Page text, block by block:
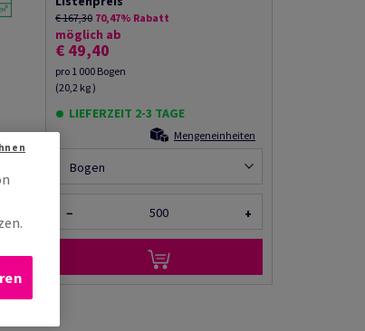
€ 167,30 70,47% Rabatt
möglich ab
€ 49,40
pro 1 000 Bogen
(20,2 kg )
LIEFERZEIT 2-3 TAGE
Mengeneinheiten
Bogen
− +